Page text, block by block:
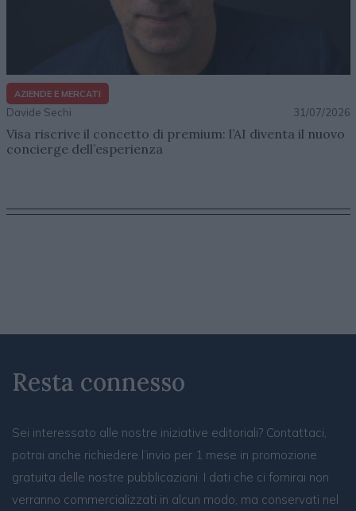
AZIENDE E MERCATI
Davide Sechi 31/07/2026
Visa riscrive il concetto di premium: l’AI diventa il nuovo
concierge dell’esperienza
Resta connesso
Sei interessato alle nostre iniziative editoriali? Contattaci,
potrai anche richiedere l’invio per 1 mese in promozione
gratuita delle nostre pubblicazioni. I dati che ci fornirai non
verranno commercializzati in alcun modo, ma conservati nel